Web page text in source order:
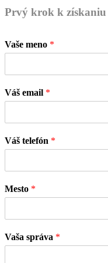
Prvý krok k
Vaše meno *
Váš email *
Váš telefón *
Mesto *
Vaša správa *